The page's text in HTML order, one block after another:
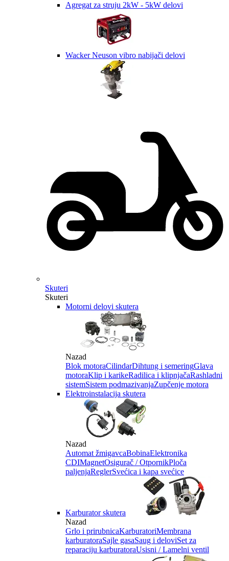
Agregat za struju 2kW - 5kW delovi
Wacker Neuson vibro nabijači delovi
Skuteri
Skuteri
Motorni delovi skutera
Nazad
Blok motoraCilindarDihtung i semeringGlava
motoraKlip i karikeRadilica i klipnjačaRashladni
sistemSistem podmazivanjaZupčenje motora
Elektroinstalacija skutera
Nazad
Automat žmigavcaBobinaElektronika
CDIMagnetOsigurač / OtpornikPloča
paljenjaReglerSvećica i kapa svećice
Karburator skutera
Nazad
Grlo i prirubnicaKarburatoriMembrana
karburatoraSajle gasaSaug i deloviSet za
reparaciju karburatoraUsisni / Lamelni ventil